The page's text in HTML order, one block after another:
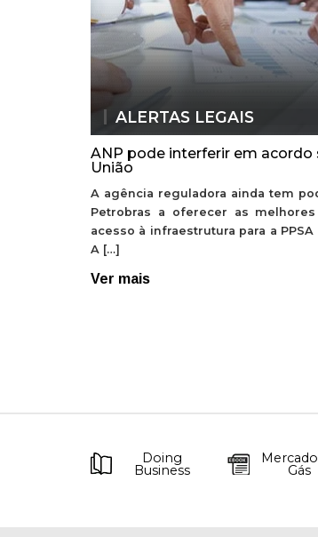
ALERTAS LEGAIS
ANP pode interferir em acordo
União
A agência reguladora ainda tem
Petrobras a oferecer as
acesso à infraestrutura para a
A […]
Ver mais
Doing
Business Gás